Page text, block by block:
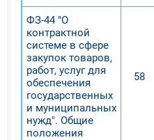
ФЗ-44 "О
контрактной
системе в сфере
закупок товаров,
работ, услуг для
обеспечения
государственных
и муниципальных
нужд". Общие
положения
58